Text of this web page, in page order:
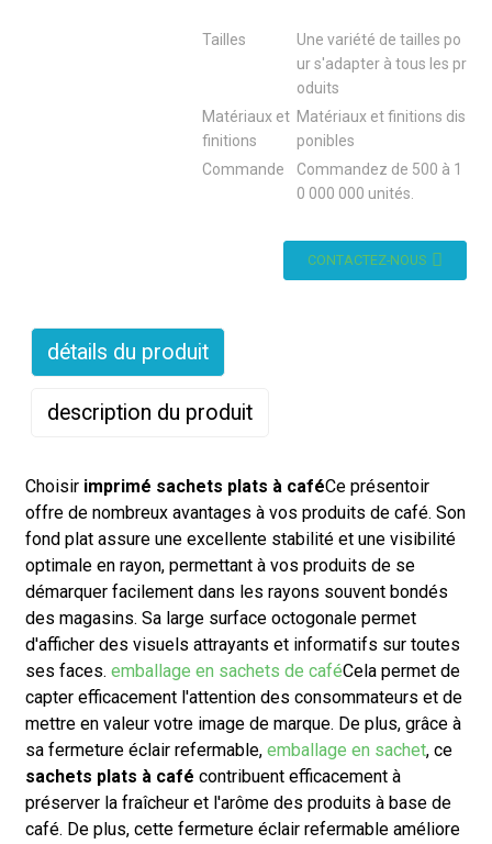
Tailles
Une variété de tailles po
ur s'adapter à tous les pr
oduits
Matériaux et
finitions
Matériaux et finitions dis
ponibles
Commande
Commandez de 500 à 1
0 000 000 unités.
CONTACTEZ-NOUS
détails du produit
description du produit
Choisir imprimé sachets plats à caféCe présentoir
offre de nombreux avantages à vos produits de café. Son
fond plat assure une excellente stabilité et une visibilité
optimale en rayon, permettant à vos produits de se
démarquer facilement dans les rayons souvent bondés
des magasins. Sa large surface octogonale permet
d'afficher des visuels attrayants et informatifs sur toutes
ses faces. emballage en sachets de caféCela permet de
capter efficacement l'attention des consommateurs et de
mettre en valeur votre image de marque. De plus, grâce à
sa fermeture éclair refermable, emballage en sachet, ce
sachets plats à café contribuent efficacement à
préserver la fraîcheur et l'arôme des produits à base de
café. De plus, cette fermeture éclair refermable améliore